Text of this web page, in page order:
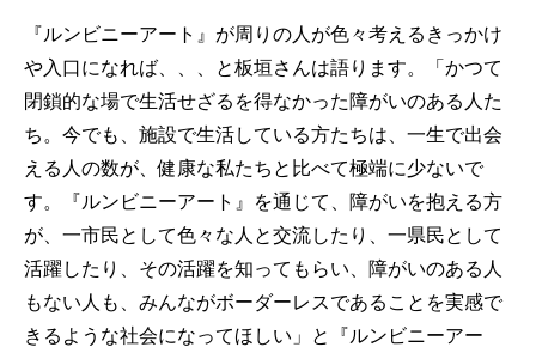
『ルンビニーアート』が周りの人が色々考えるきっかけ
や入口になれば、、、と板垣さんは語ります。「かつて
閉鎖的な場で生活せざるを得なかった障がいのある人た
ち。今でも、施設で生活している方たちは、一生で出会
える人の数が、健康な私たちと比べて極端に少ないで
す。『ルンビニーアート』を通じて、障がいを抱える方
が、一市民として色々な人と交流したり、一県民として
活躍したり、その活躍を知ってもらい、障がいのある人
もない人も、みんながボーダーレスであることを実感で
きるような社会になってほしい」と『ルンビニーアー